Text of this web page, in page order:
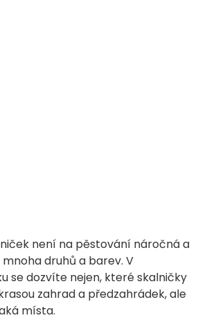
není na pěstování náročná a
druhů a barev. V
se dozvíte nejen, které skalničky
zahrad a předzahrádek, ale
místa.